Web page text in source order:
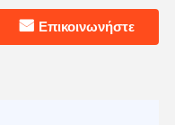
Επικοινωνήστε